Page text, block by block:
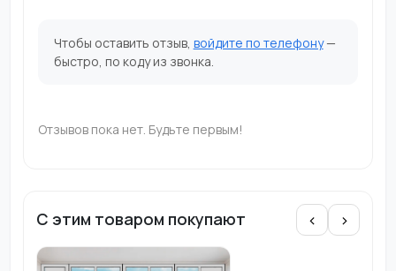
Чтобы оставить отзыв, войдите по телефону—
быстро, по коду из звонка.
Отзывов пока нет. Будьте первым!
С этим товаром покупают ‹ ›